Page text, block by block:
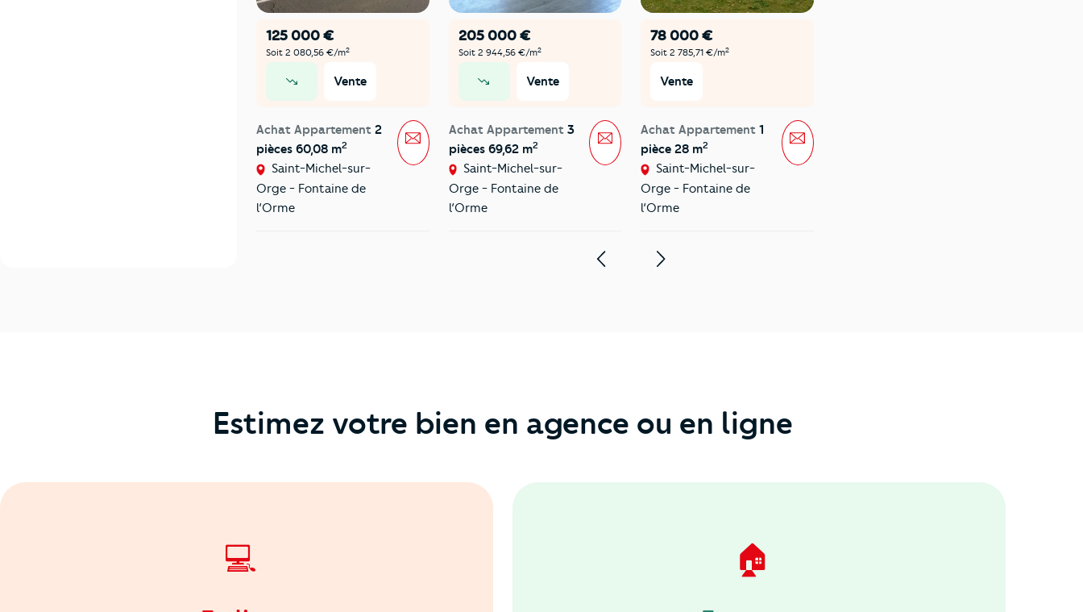
125 000 €
Soit 2 080,56 €/m2
Vente
Achat Appartement 2
pièces 60,08 m2
Saint-Michel-sur-
Orge - Fontaine de
l’Orme
Message
205 000 €
Soit 2 944,56 €/m2
Vente
Achat Appartement 3
pièces 69,62 m2
Saint-Michel-sur-
Orge - Fontaine de
l’Orme
Message
78 000 €
Soit 2 785,71 €/m2
Vente
Achat Appartement 1
pièce 28 m2
Saint-Michel-sur-
Orge - Fontaine de
l’Orme
Message
Estimez votre bien en agence ou en ligne
💻 🏠